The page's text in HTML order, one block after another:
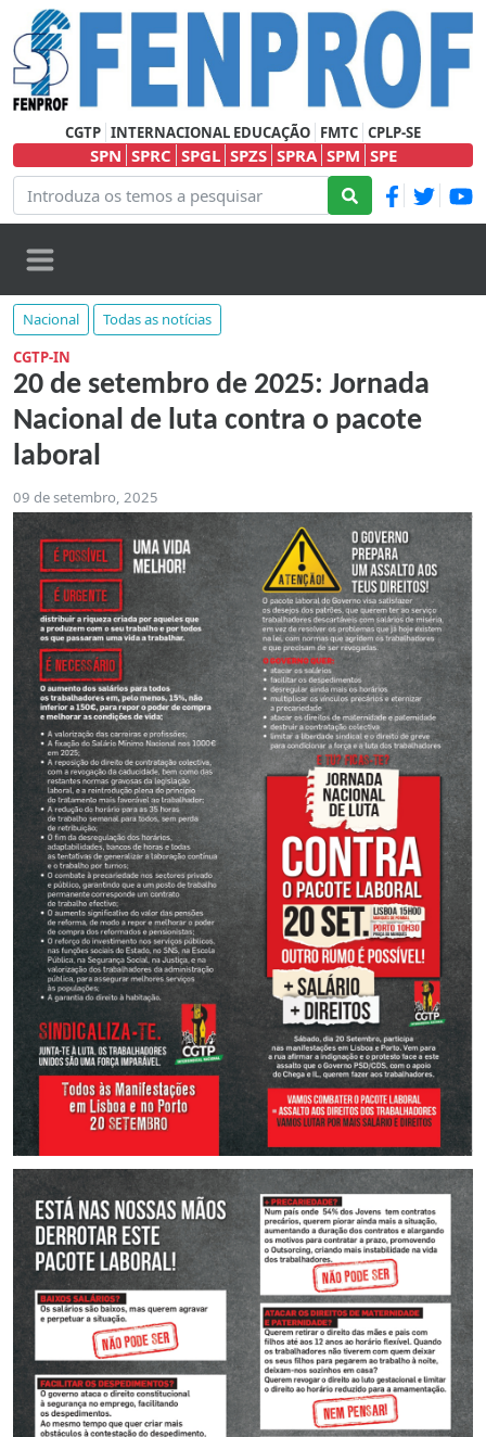
CGTP INTERNACIONAL EDUCAÇÃO FMTC CPLP-SE
SPN SPRC SPGL SPZS SPRA SPM SPE
Nacional
Todas as notícias
CGTP-IN
20 de setembro de 2025: Jornada
Nacional de luta contra o pacote
laboral
09 de setembro, 2025